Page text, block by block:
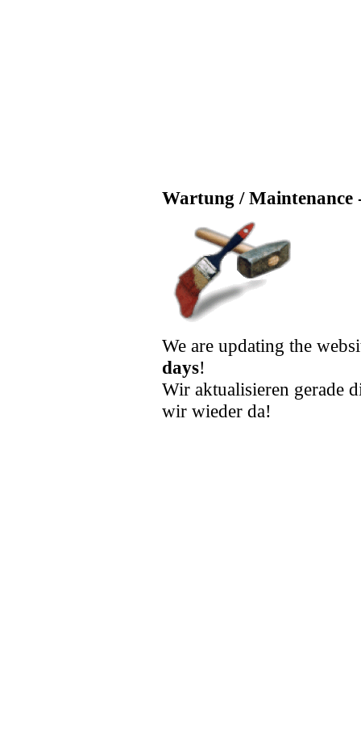
Wartung / Maintenance
We are updating the
days!
Wir aktualisieren gerade
wir wieder da!